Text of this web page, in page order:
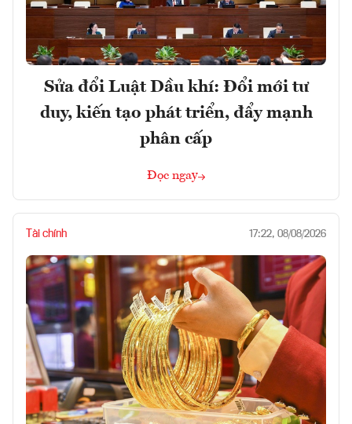
Sửa đổi Luật Dầu khí: Đổi mới tư
duy, kiến tạo phát triển, đẩy mạnh
phân cấp
Đọc ngay
Tài chính 17:22, 08/08/2026